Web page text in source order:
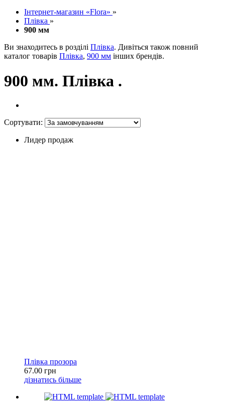
Інтернет-магазин «Flora» »
Плівка »
900 мм
Ви знаходитесь в розділі Плівка. Дивіться також повний
каталог товарів Плівка, 900 мм інших брендів.
900 мм. Плівка .
Сортувати:
Лидер продаж
Плівка прозора
67.00 грн
дізнатись більше